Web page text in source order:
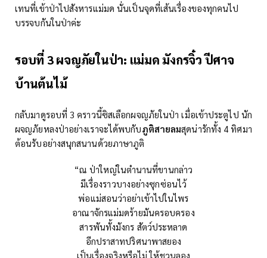
เทนที่เข้าป่าไปสังหารแม่มด นั่นเป็นจุดที่เส้นเรื่องของทุกคนไป
บรรจบกันในป่าค่ะ
รอบที่ 3 ผจญภัยในป่า: แม่มด มังกรจิ๋ว ปีศาจ
บ้านต้นไม้
กลับมาดูรอบที่ 3 คราวนี้ซิสเลือกผจญภัยในป่า เมื่อเข้าประตูไป นัก
ผจญภัยหลงป่าอย่างเราจะได้พบกับภูติสายลมสุดน่ารักทั้ง 4 ทิศมา
ต้อนรับอย่างสนุกสนานด้วยภาษาภูติ
“ณ ป่าใหญ่ในตำนานที่ขานกล่าว
มีเรื่องราวบางอย่างซุกซ่อนไว้
พ่อแม่สอนว่าอย่าเข้าไปในไพร
อาณาจักรแม่มดร้ายมันครอบครอง
สารพันทั้งมังกร สัตว์ประหลาด
อีกปราสาทปริศนาพาสยอง
เป็นเรื่องจริงหรือไม่ ให้ชวนลอง